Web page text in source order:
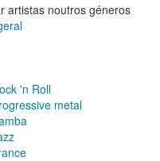
artistas noutros géneros
'n Roll
metal